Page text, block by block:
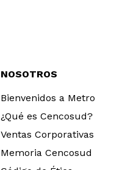
NOSOTROS
Bienvenidos a Metro
¿Qué es Cencosud?
Ventas Corporativas
Memoria Cencosud